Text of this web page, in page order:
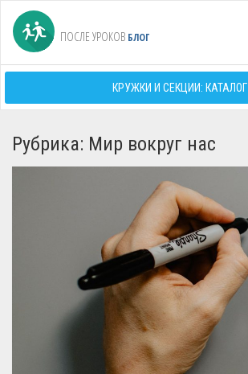
ПОСЛЕ УРОКОВ БЛОГ
КРУЖКИ И СЕКЦИИ: КАТАЛОГ
Рубрика: Мир вокруг нас